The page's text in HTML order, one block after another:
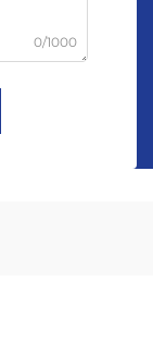
0/1000